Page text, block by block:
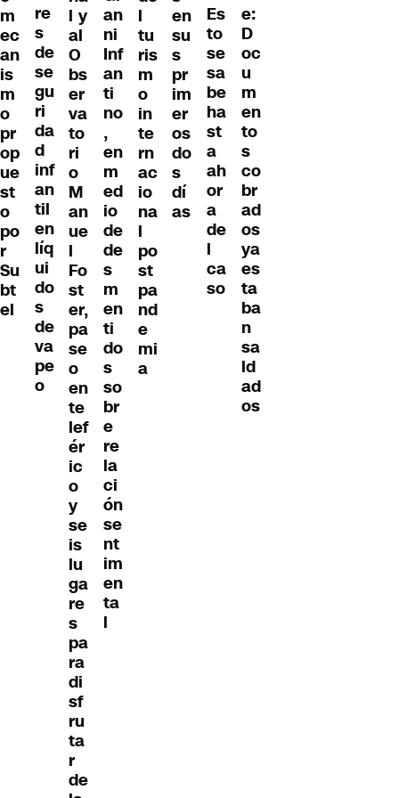
m
ec
an
is
m
o
pr
op
ue
st
o
po
r
Su
bt
el
re
s
de
se
gu
ri
da
d
inf
an
til
en
líq
ui
do
s
de
va
pe
o
l y
al
O
bs
er
va
to
ri
o
M
an
ue
l
Fo
st
er,
pa
se
o
en
te
lef
ér
ic
o
y
se
is
lu
ga
re
s
pa
ra
di
sf
ru
ta
r
de
an
ni
Inf
an
ti
no
,
en
m
ed
io
de
de
s
m
en
ti
do
s
so
br
e
re
la
ci
ón
se
nt
im
en
ta
l
l
tu
ris
m
o
in
te
rn
ac
io
na
l
po
st
pa
nd
e
mi
a
en
su
s
pr
im
er
os
do
s
dí
as
Es
to
se
sa
be
ha
st
a
ah
or
a
de
l
ca
so
e:
D
oc
u
m
en
to
s
co
br
ad
os
ya
es
ta
ba
n
sa
ld
ad
os